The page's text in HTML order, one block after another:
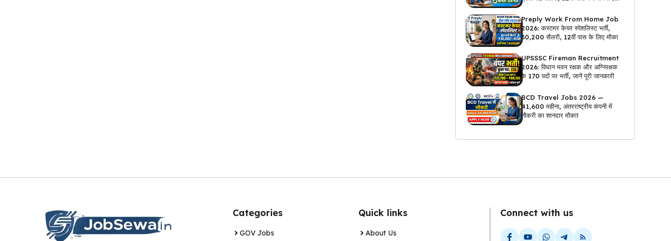
अप्लाई
Preply Work From Home Job
2026: कस्टमर केयर स्पेशलिस्ट भर्ती,
₹30,200 सैलरी, 12वीं पास के लिए मौका
UPSSSC Fireman Recruitment
2026: विधान भवन रक्षक और अग्निरक्षक
के 170 पदों पर भर्ती, जानें पूरी जानकारी
BCD Travel Jobs 2026 —
₹41,600 महीना, अंतरराष्ट्रीय कंपनी में
नौकरी का शानदार मौका!
Categories
GOV Jobs
Quick links
About Us
Connect with us